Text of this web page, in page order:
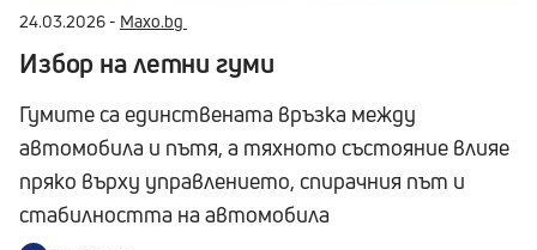
24.03.2026 - Maxo.bg
Избор на летни гуми
Гумите са единствената връзка между
автомобила и пътя, а тяхното състояние влияе
пряко върху управлението, спирачния път и
стабилността на автомобила